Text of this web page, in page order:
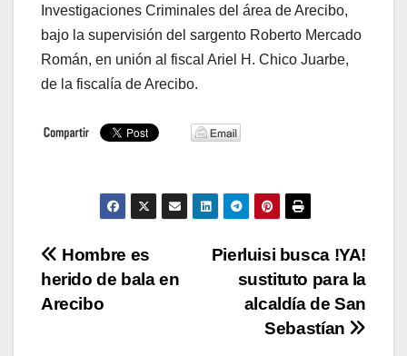
Investigaciones Criminales del área de Arecibo,
bajo la supervisión del sargento Roberto Mercado
Román, en unión al fiscal Ariel H. Chico Juarbe,
de la fiscalía de Arecibo.
Navegación
de
Pierluisi busca !YA!
sustituto para la
alcaldía de San
Sebastían
Hombre es
herido de bala en
Arecibo